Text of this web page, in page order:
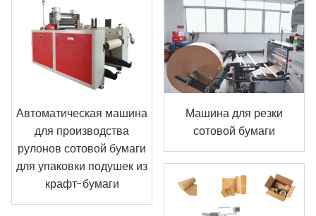
Автоматическая машина
для производства
рулонов сотовой бумаги
для упаковки подушек из
крафт-бумаги
Машина для резки
сотовой бумаги